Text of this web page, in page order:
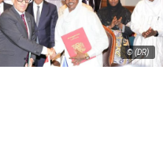
© (DR)